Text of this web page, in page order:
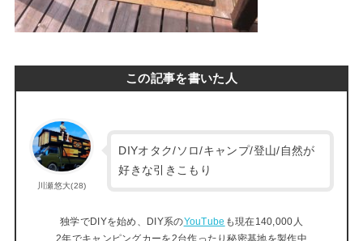
この記事を書いた人
川瀬悠大(28)
DIYオタク/ソロ/キャンプ/登山/自然が
好きな引きこもり
独学でDIYを始め、DIY系のYouTube も現在140,000人
2年でキャンピングカーを2台作ったり秘密基地を製作中